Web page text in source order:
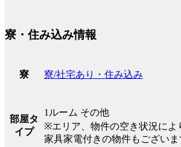
寮・住み込み情報
寮 寮/社宅あり・住み込み
部屋タ
イプ
1ルーム その他
※エリア、物件の空き状況によ
家具家電付きの物件もございま